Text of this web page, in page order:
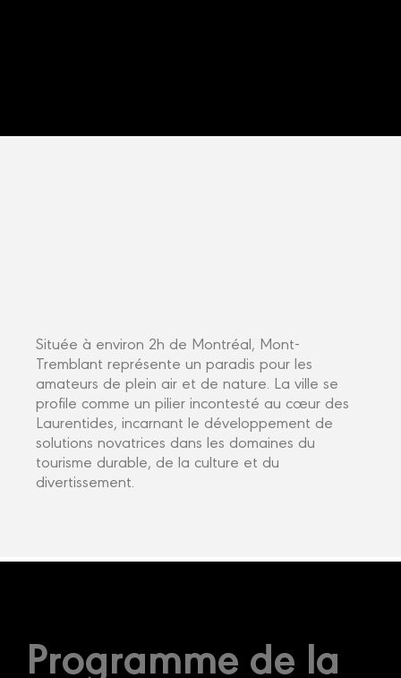
Située à environ 2h de Montréal, Mont-
Tremblant représente un paradis pour les
amateurs de plein air et de nature. La ville se
profile comme un pilier incontesté au cœur des
Laurentides, incarnant le développement de
solutions novatrices dans les domaines du
tourisme durable, de la culture et du
divertissement.
Programme de la